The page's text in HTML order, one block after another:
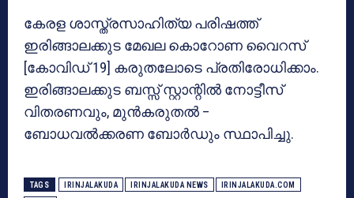
കേരള ശാസ്ത്രസാഹിത്യ പരിഷത്ത്
ഇരിങ്ങാലക്കുട മേഖല കൊറോണ വൈറസ്
[കോവിഡ് 19] കരുതലോടെ പ്രതിരോധിക്കാം.
ഇരിങ്ങാലക്കുട ബസ്സ് സ്റ്റാന്റില്‍ നോട്ടീസ്
വിതരണവും, മുന്‍കരുതല്‍ –
ബോധവല്‍ക്കരണ ബോര്‍ഡും സ്ഥാപിച്ചു.
TAGS IRINJALAKUDA IRINJALAKUDA NEWS IRINJALAKUDA.COM